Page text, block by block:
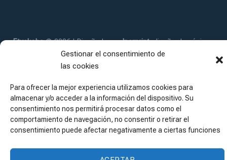
Gestionar el consentimiento de
las cookies
Para ofrecer la mejor experiencia utilizamos cookies para
almacenar y/o acceder a la información del dispositivo. Su
consentimiento nos permitirá procesar datos como el
comportamiento de navegación, no consentir o retirar el
consentimiento puede afectar negativamente a ciertas funciones
Etxekobe© 2026 | Diseñada porIparprint,diseño de páginas
web
|Política de cookies